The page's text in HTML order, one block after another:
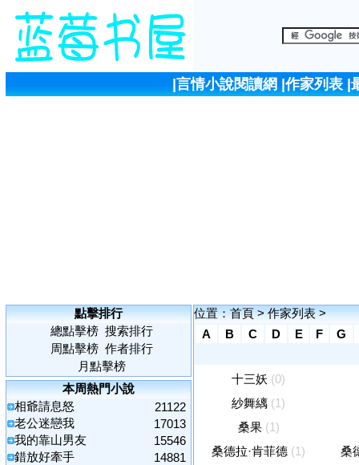
言情小說閱讀網 |作家列表|
點擊排行
總點擊榜 搜索排行
周點擊榜 作者排行
月點擊榜
本周熱門小說
相爺請息怒
21122
老公迷戀我
17013
我的靠山男友
15546
錯放好牽手
14881
位置：首頁>作家列表>
A
B C D E F G
十三妖 (0)
紗舞縭 (1)
桑果 (1)
桑德拉·肯菲德 (1)
桑